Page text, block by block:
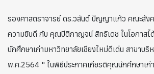
รองศาสตราจารย์ ดร.วสันต์ ปัญญาแก้ว คณะสัง
ความยินดี กับ คุณปิติกาญจน์ สิทธิเดช ในโอกาสไ
นักศึกษาเก่ามหาวิทยาลัยเชียงใหม่ดีเด่น สาขาบริ
พ.ศ.2564 " ในพิธีประกาศเกียรติคุณนักศึกษาเก่